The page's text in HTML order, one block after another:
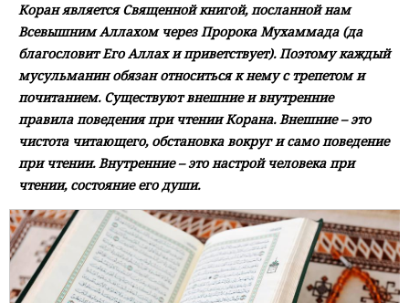
Коран является Священной книгой, посланной нам
Всевышним Аллахом через Пророка Мухаммада (да
благословит Его Аллах и приветствует). Поэтому каждый
мусульманин обязан относиться к нему с трепетом и
почитанием. Существуют внешние и внутренние
правила поведения при чтении Корана. Внешние – это
чистота читающего, обстановка вокруг и само поведение
при чтении. Внутренние – это настрой человека при
чтении, состояние его души.